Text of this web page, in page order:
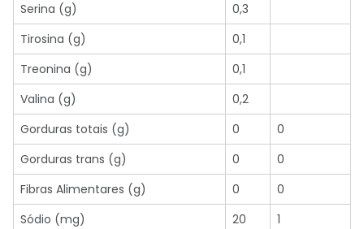
Serina (g)
0,3
Tirosina (g)
0,1
Treonina (g)
0,1
Valina (g)
0,2
Gorduras totais (g)
0
0
Gorduras trans (g)
0
0
Fibras Alimentares (g)
0
0
Sódio (mg)
20
1